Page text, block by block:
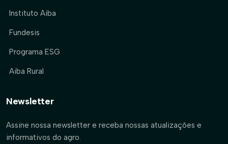
Instituto Aiba
Fundesis
Programa ESG
Aiba Rural
Newsletter
Assine nossa newsletter e receba nossas atualizações e
informativos do agro.